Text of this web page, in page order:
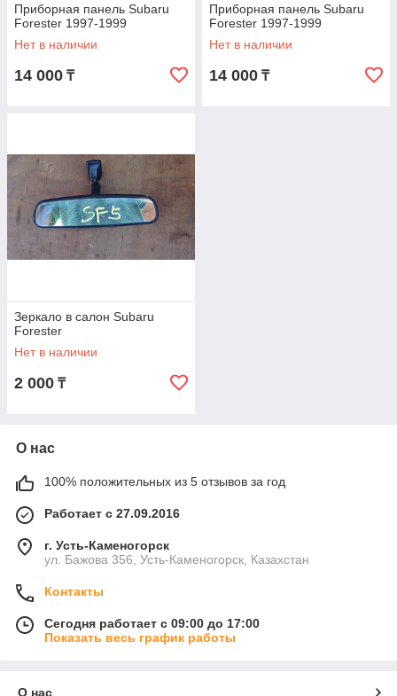
Приборная панель Subaru
Forester 1997-1999
Нет в наличии
14 000 ₸
Приборная панель Subaru
Forester 1997-1999
Нет в наличии
14 000 ₸
Зеркало в салон Subaru
Forester
Нет в наличии
2 000 ₸
О нас
100% положительных из 5 отзывов за год
Работает с 27.09.2016
г. Усть-Каменогорск
ул. Бажова 356, Усть-Каменогорск, Казахстан
Контакты
Сегодня работает с 09:00 до 17:00
Показать весь график работы
О нас